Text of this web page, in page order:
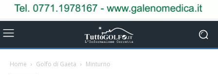
Home Golfo di Gaeta Minturno